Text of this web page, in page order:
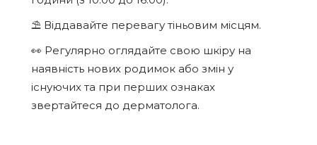
⛱️ Віддавайте перевагу тіньовим місцям.
👀 Регулярно оглядайте свою шкіру на
наявність нових родимок або змін у
існуючих та при перших ознаках
звертайтеся до дерматолога.